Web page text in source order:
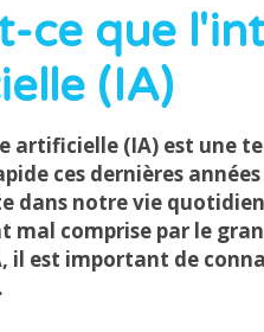
ce que
(IA)
artificielle (IA) est une
ces dernières
dans notre vie
mal comprise par le
il est important de